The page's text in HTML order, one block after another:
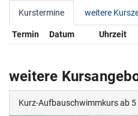
Kurstermine weitere
Termin Datum Uhrzeit
weitere
Kurz-Aufbauschwimmkurs ab